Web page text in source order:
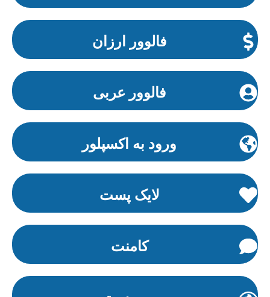
فالوور ارزان
فالوور عربی
ورود به اکسپلور
لایک پست
کامنت